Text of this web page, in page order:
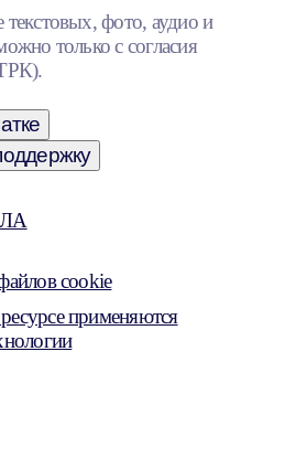
фото, аудио и
только с согласия
cookie
применяются